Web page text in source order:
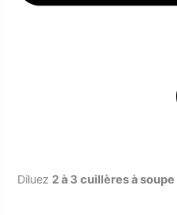
Diluez 2 à 3 cuillères à soupe